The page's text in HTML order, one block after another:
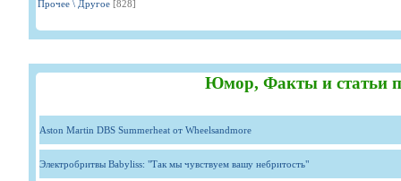
Прочее \ Другое [828]
Юмор, Факты и статьи
Aston Martin DBS Summerheat от Wheelsandmore
Электробритвы Babyliss: "Так мы чувствуем вашу небритость"